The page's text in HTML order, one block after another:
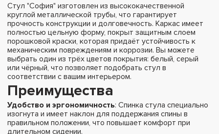
Стул "София" изготовлен из высококачественной
круглой металлической трубы, что гарантирует
прочность конструкции и долговечность. Каркас имеет
полностью цельную форму, покрыт защитным слоем
порошковой краски, которая придаёт устойчивость к
механическим повреждениям и коррозии. Вы можете
выбрать один из трёх цветов покрытия: белый, серый
или чёрный, что позволяет подобрать стул в
соответствии с вашим интерьером.
Преимущества
Удобство и эргономичность: Спинка стула специально
изогнута и имеет наклон для поддержания спины в
правильном положении, что повышает комфорт при
длительном сидении.